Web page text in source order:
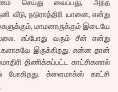
செய்து வைப்பது, அந்த
வீடு, நடுராத்திரி யானை, என்று
மாமனாருக்கும் இடையே
எப்போது வரும் சீன் என்று
இருக்கிறது. என்ன தான்
திணிக்கப்பட்ட காட்சிகளால்
போகிறது. க்ளைமாக்ஸ் காட்சி